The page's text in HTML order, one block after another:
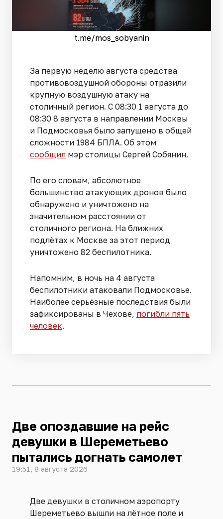
t.me/mos_sobyanin
За первую неделю августа средства
противовоздушной обороны отразили
крупную воздушную атаку на
столичный регион. С 08:30 1 августа до
08:30 8 августа в направлении Москвы
и Подмосковья было запущено в общей
сложности 1984 БПЛА. Об этом
сообщил мэр столицы Сергей Собянин.
По его словам, абсолютное
большинство атакующих дронов было
обнаружено и уничтожено на
значительном расстоянии от
столичного региона. На ближних
подлётах к Москве за этот период
уничтожено 82 беспилотника.
Напомним, в ночь на 4 августа
беспилотники атаковали Подмосковье.
Наиболее серьёзные последствия были
зафиксированы в Чехове, погибли пять
человек.
Две опоздавшие на рейс
девушки в Шереметьево
пытались догнать самолет
19:51, 8 августа 2026
Две девушки в столичном аэропорту
Шереметьево вышли на лётное поле и